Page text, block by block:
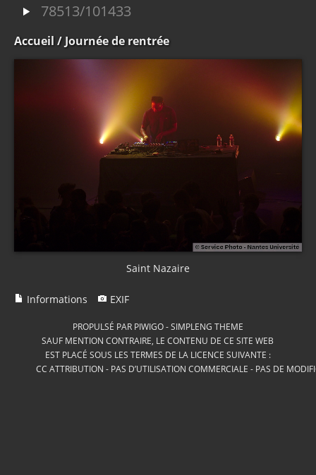
78513/101433
Accueil / Journée de rentrée
Saint Nazaire
Informations EXIF
PROPULSÉ PAR PIWIGO-SIMPLENG THEME
SAUF MENTION CONTRAIRE, LE CONTENU DE CE SITE WEB
EST PLACÉ SOUS LES TERMES DE LA LICENCE SUIVANTE :
CC ATTRIBUTION - PAS D’UTILISATION COMMERCIALE - PAS DE